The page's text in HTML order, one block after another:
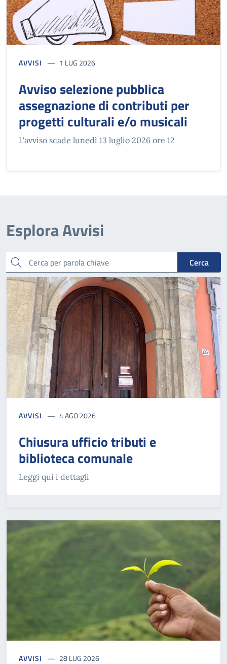
AVVISI 1 LUG 2026
Avviso selezione pubblica
assegnazione di contributi per
progetti culturali e/o musicali
L'avviso scade lunedì 13 luglio 2026 ore 12
Esplora Avvisi
Cerca una parola chiave Cerca
AVVISI 4 AGO 2026
Chiusura ufficio tributi e
biblioteca comunale
Leggi qui i dettagli
AVVISI 28 LUG 2026